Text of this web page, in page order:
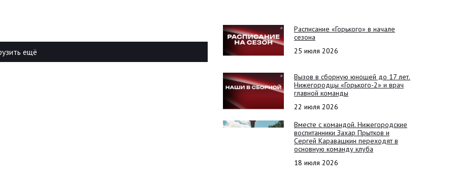
ещё
Расписание «Горького» в начале
сезона
25 июля 2026
Вызов в сборную юношей до 17 лет.
Нижегородцы «Горького-2» и врач
главной команды
22 июля 2026
Вместе с командой. Нижегородские
воспитанники Захар Прытков и
Сергей Каравашкин переходят в
основную команду клуба
18 июля 2026